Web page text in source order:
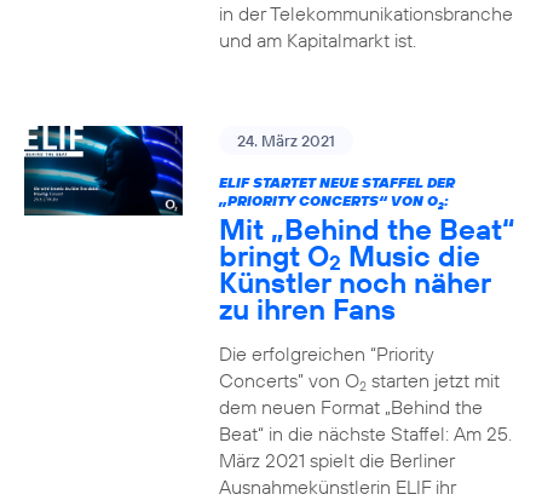
in der Telekommunikationsbranche
und am Kapitalmarkt ist.
24. März 2021
ELIF STARTET NEUE STAFFEL DER
„PRIORITY CONCERTS“ VON O2:
Mit „Behind the Beat“
bringt O2 Music die
Künstler noch näher
zu ihren Fans
Die erfolgreichen “Priority
Concerts” von O2starten jetzt mit
dem neuen Format „Behind the
Beat“ in die nächste Staffel: Am 25.
März 2021 spielt die Berliner
Ausnahmekünstlerin ELIF ihr